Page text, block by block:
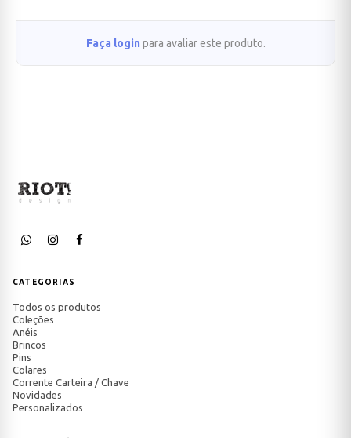
Faça login para avaliar este produto.
CATEGORIAS
Todos os produtos
Coleções
Anéis
Brincos
Pins
Colares
Corrente Carteira / Chave
Novidades
Personalizados